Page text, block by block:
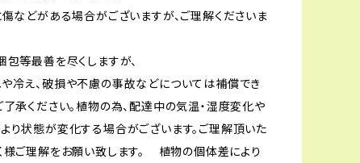
傷などがある場合がございますが、ご理解くださいま
等最善を尽くしますが、
冷え、破損や不慮の事故などについては補償でき
了承ください。植物の為、配達中の気温・湿度変化や
り状態が変化する場合がございます。ご理解頂いた
様ご理解をお願い致します。 植物の個体差により